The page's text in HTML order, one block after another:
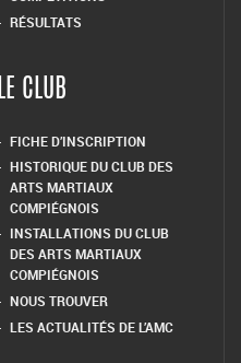
RÉSULTATS
LE CLUB
FICHE D’INSCRIPTION
HISTORIQUE DU CLUB DES
ARTS MARTIAUX
COMPIÉGNOIS
INSTALLATIONS DU CLUB
DES ARTS MARTIAUX
COMPIÉGNOIS
NOUS TROUVER
LES ACTUALITÉS DE L’AMC